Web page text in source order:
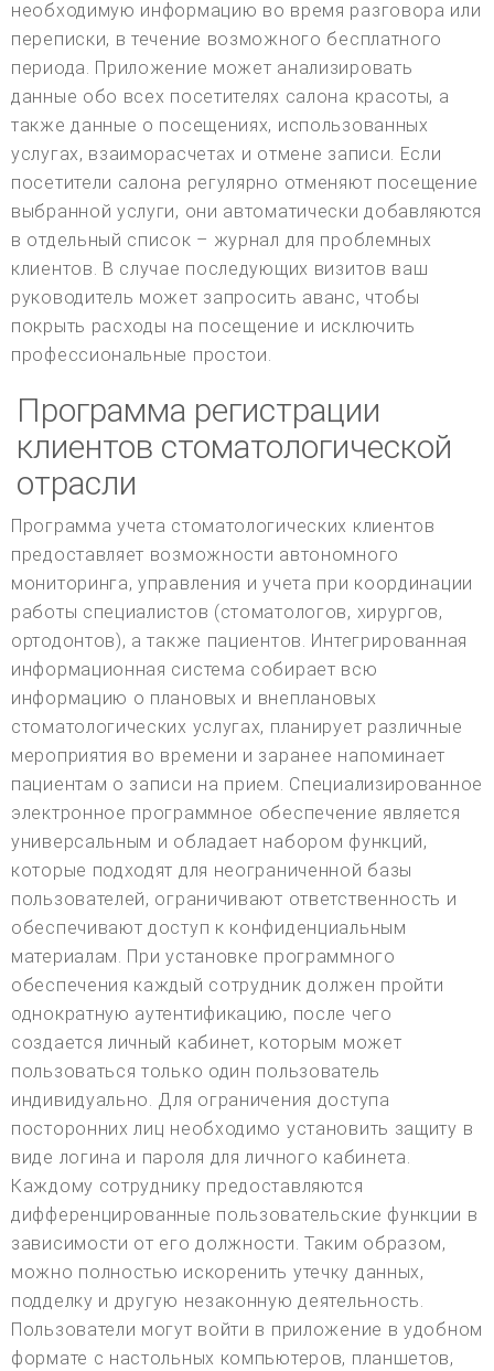
необходимую информацию во время разговора или
переписки, в течение возможного бесплатного
периода. Приложение может анализировать
данные обо всех посетителях салона красоты, а
также данные о посещениях, использованных
услугах, взаиморасчетах и отмене записи. Если
посетители салона регулярно отменяют посещение
выбранной услуги, они автоматически добавляются
в отдельный список – журнал для проблемных
клиентов. В случае последующих визитов ваш
руководитель может запросить аванс, чтобы
покрыть расходы на посещение и исключить
профессиональные простои.
Программа регистрации
клиентов стоматологической
отрасли
Программа учета стоматологических клиентов
предоставляет возможности автономного
мониторинга, управления и учета при координации
работы специалистов (стоматологов, хирургов,
ортодонтов), а также пациентов. Интегрированная
информационная система собирает всю
информацию о плановых и внеплановых
стоматологических услугах, планирует различные
мероприятия во времени и заранее напоминает
пациентам о записи на прием. Специализированное
электронное программное обеспечение является
универсальным и обладает набором функций,
которые подходят для неограниченной базы
пользователей, ограничивают ответственность и
обеспечивают доступ к конфиденциальным
материалам. При установке программного
обеспечения каждый сотрудник должен пройти
однократную аутентификацию, после чего
создается личный кабинет, которым может
пользоваться только один пользователь
индивидуально. Для ограничения доступа
посторонних лиц необходимо установить защиту в
виде логина и пароля для личного кабинета.
Каждому сотруднику предоставляются
дифференцированные пользовательские функции в
зависимости от его должности. Таким образом,
можно полностью искоренить утечку данных,
подделку и другую незаконную деятельность.
Пользователи могут войти в приложение в удобном
формате с настольных компьютеров, планшетов,